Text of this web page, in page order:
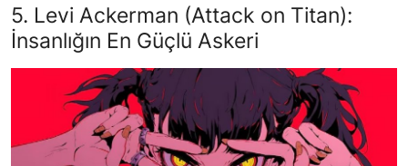
5. Levi Ackerman (Attack on Titan):
İnsanlığın En Güçlü Askeri